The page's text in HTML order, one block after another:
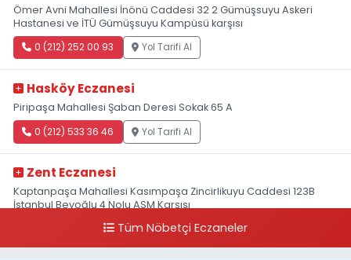
Ömer Avni Mahallesi İnönü Caddesi 32 2 Gümüşsuyu Askeri
Hastanesi ve İTÜ Gümüşsuyu Kampüsü karşısı
0 (212) 252 00 93 Yol Tarifi Al
Hasköy Eczanesi
Piripaşa Mahallesi Şaban Deresi Sokak 65 A
0 (212) 533 36 46 Yol Tarifi Al
Zent Eczanesi
Kaptanpaşa Mahallesi Kasımpaşa Zincirlikuyu Caddesi 123B
İstanbul Beyoğlu 4 Nolu ASM Karşısı
0 (212) 297 96 92 Yol Tarifi Al
Tüm Nöbetçi Eczaneler